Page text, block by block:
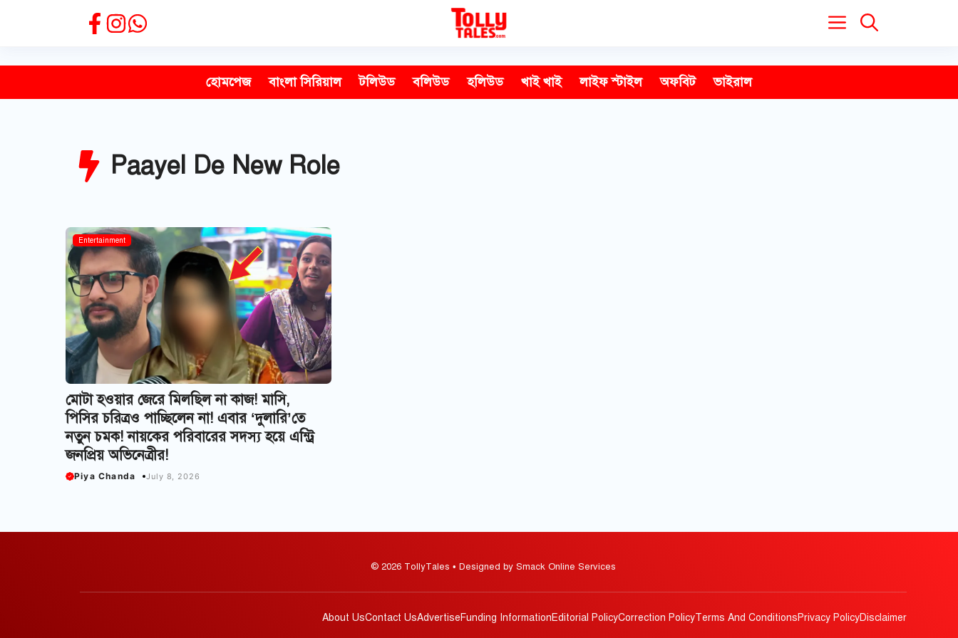
হোমপেজ বাংলা সিরিয়াল টলিউড বলিউড হলিউড খাই খাই লাইফ স্টাইল অফবিট ভাইরাল
Paayel De New Role
Entertainment
মোটা হ‌ওয়ার জেরে মিলছিল না কাজ! মাসি,
পিসির চরিত্র‌ও পাচ্ছিলেন না! এবার ‘দুলারি’তে
নতুন চমক! নায়কের পরিবারের সদস্য হয়ে এন্ট্রি
জনপ্রিয় অভিনেত্রীর!
Piya Chanda July 8, 2026
© 2026 TollyTales • Designed by Smack Online Services
About UsContact UsAdvertiseFunding InformationEditorial PolicyCorrection PolicyTerms And ConditionsPrivacy PolicyDisclaimer